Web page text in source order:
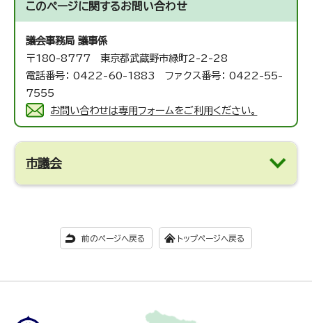
このページに関するお問い合わせ
議会事務局 議事係
〒180-8777 東京都武蔵野市緑町2-2-28
電話番号： 0422-60-1883 ファクス番号： 0422-55-
7555
お問い合わせは専用フォームをご利用ください。
市議会
前のページへ戻る トップページへ戻る